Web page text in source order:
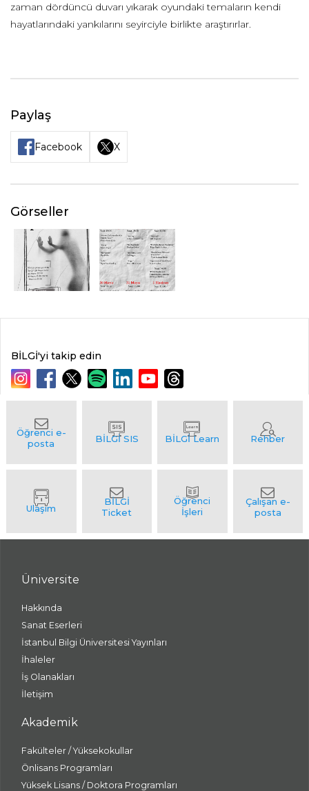
zaman dördüncü duvarı yıkarak oyundaki temaların kendi
hayatlarındaki yankılarını seyirciyle birlikte araştırırlar.
Paylaş
Facebook X
Görseller
BİLGİ'yi takip edin
Üniversite
Hakkında
Sanat Eserleri
İstanbul Bilgi Üniversitesi Yayınları
İhaleler
İş Olanakları
İletişim
Akademik
Fakülteler / Yüksekokullar
Önlisans Programları
Yüksek Lisans / Doktora Programları